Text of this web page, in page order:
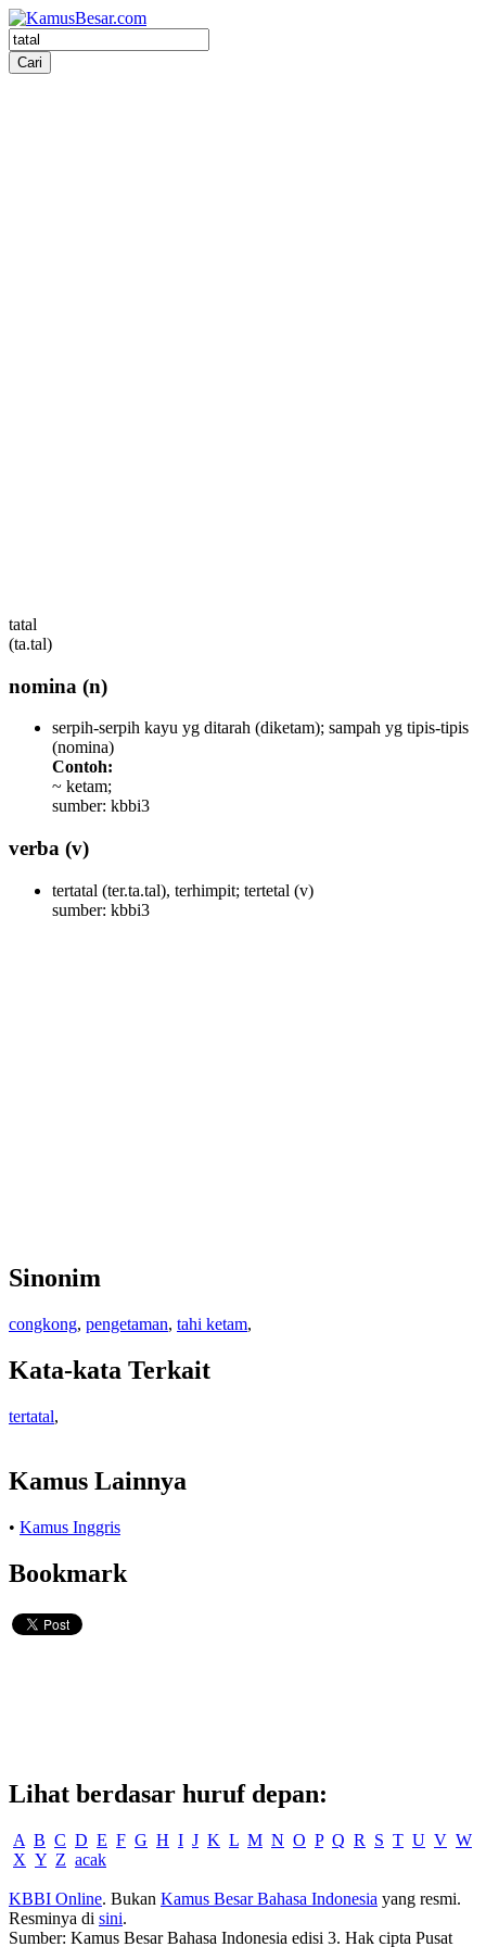
tatal
(ta.tal)
nomina (n)
serpih-serpih kayu yg ditarah (diketam); sampah yg tipis-tipis
(nomina)
Contoh:
~ ketam;
sumber: kbbi3
verba (v)
tertatal (ter.ta.tal), terhimpit; tertetal (v)
sumber: kbbi3
Sinonim
congkong, pengetaman, tahi ketam,
Kata-kata Terkait
tertatal,
Kamus Lainnya
• Kamus Inggris
Bookmark
Lihat berdasar huruf depan:
A B C D E F G H I J K L M N O P Q R S T U V W
X Y Z acak
KBBI Online. Bukan Kamus Besar Bahasa Indonesia yang resmi.
Resminya di sini.
Sumber: Kamus Besar Bahasa Indonesia edisi 3. Hak cipta Pusat